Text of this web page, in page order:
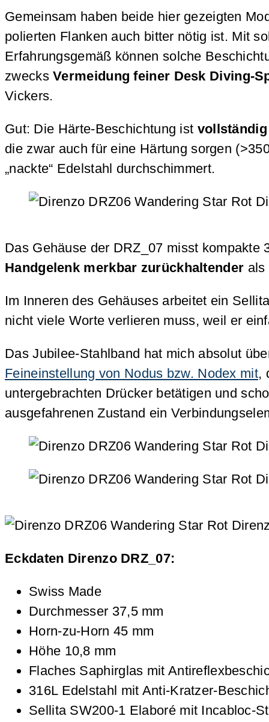
Gemeinsam haben beide hier gezeigten
polierten Flanken auch bitter nötig ist. Mit
Erfahrungsgemäß können solche
zwecksVermeidung feiner Desk Diving-
Vickers.
Gut: Die Härte-Beschichtung ist
die zwar auch für eine Härtung sorgen
„nackte“ Edelstahl durchschimmert.
Das Gehäuse der DRZ_07 misst
Handgelenk merkbar zurückhaltender als
Im Inneren des Gehäuses arbeitet ein
nicht viele Worte verlieren muss, weil er
Das Jubilee-Stahlband hat mich absolut
Feineinstellung von Nodus bzw. Nodex mit,
untergebrachten Drücker betätigen und
ausgefahrenen Zustand ein
Eckdaten Direnzo DRZ_07:
Swiss Made
Durchmesser 37,5 mm
Horn-zu-Horn 45 mm
Höhe 10,8 mm
Flaches Saphirglas mit
316L Edelstahl mit Anti-Kratzer-
Sellita SW200-1 Elaboré mit Incabloc-